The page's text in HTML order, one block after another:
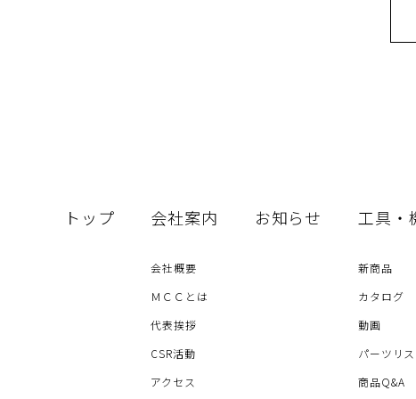
トップ 会社案内
会社概要
ＭＣＣとは
代表挨拶
CSR活動
アクセス
お知らせ 工具・
新商品
カタログ
動画
パーツリス
商品Q&A